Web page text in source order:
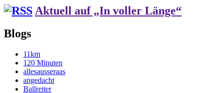
Aktuell auf „In voller Länge“
Blogs
11km
120 Minuten
allesausseraas
angedacht
Ballreiter